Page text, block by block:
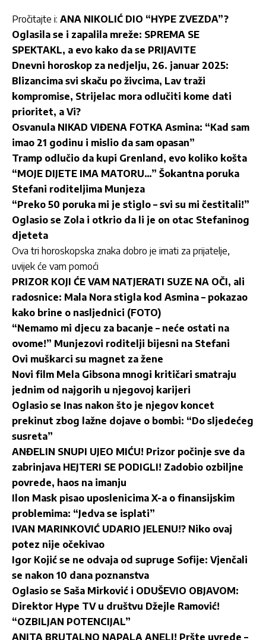
Pročitajte i: ANA NIKOLIĆ DIO “HYPE ZVEZDA”?
Oglasila se i zapalila mreže: SPREMA SE
SPEKTAKL, a evo kako da se PRIJAVITE
Dnevni horoskop za nedjelju, 26. januar 2025:
Blizancima svi skaču po živcima, Lav traži
kompromise, Strijelac mora odlučiti kome dati
prioritet, a Vi?
Osvanula NIKAD VIĐENA FOTKA Asmina: “Kad sam
imao 21 godinu i mislio da sam opasan”
Tramp odlučio da kupi Grenland, evo koliko košta
“MOJE DIJETE IMA MATORU…” Šokantna poruka
Stefani roditeljima Munjeza
“Preko 50 poruka mi je stiglo – svi su mi čestitali!”
Oglasio se Zola i otkrio da li je on otac Stefaninog
djeteta
Ova tri horoskopska znaka dobro je imati za prijatelje,
uvijek će vam pomoći
PRIZOR KOJI ĆE VAM NATJERATI SUZE NA OČI, ali
radosnice: Mala Nora stigla kod Asmina – pokazao
kako brine o nasljednici (FOTO)
“Nemamo mi djecu za bacanje – neće ostati na
ovome!” Munjezovi roditelji bijesni na Stefani
Ovi muškarci su magnet za žene
Novi film Mela Gibsona mnogi kritičari smatraju
jednim od najgorih u njegovoj karijeri
Oglasio se Inas nakon što je njegov koncet
prekinut zbog lažne dojave o bombi: “Do sljedećeg
susreta”
ANĐELIN SNUPI UJEO MIĆU! Prizor počinje sve da
zabrinjava HEJTERI SE PODIGLI! Zadobio ozbiljne
povrede, haos na imanju
Ilon Mask pisao uposlenicima X-a o finansijskim
problemima: “Jedva se isplati”
IVAN MARINKOVIĆ UDARIO JELENU!? Niko ovaj
potez nije očekivao
Igor Kojić se ne odvaja od supruge Sofije: Vjenčali
se nakon 10 dana poznanstva
Oglasio se Saša Mirković i ODUŠEVIO OBJAVOM:
Direktor Hype TV u društvu Džejle Ramović!
“OZBILJAN POTENCIJAL”
ANITA BRUTALNO NAPALA ANELI! Pršte uvrede –